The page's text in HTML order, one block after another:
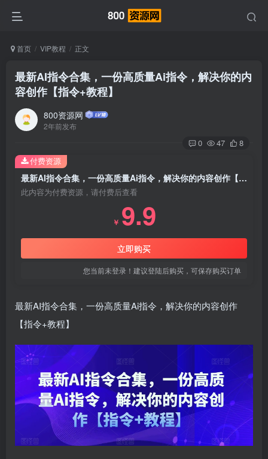
首页 VIP教程 正文
最新AI指令合集，一份高质量Ai指令，解决你的内
容创作【指令+教程】
800资源网
2年前发布
0 47 8
最新AI指令合集，一份高质量Ai指令，解决你的内容创作【指令 教程】
此内容为付费资源，请付费后查看
￥ 9.9
立即购买
您当前未登录！建议登陆后购买，可保存购买订单
付费资源
最新AI指令合集，一份高质量Ai指令，解决你的内容创作
【指令+教程】